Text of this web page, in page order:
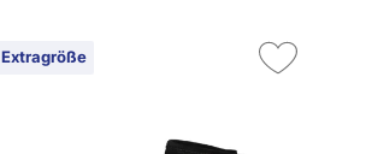
Extragröße